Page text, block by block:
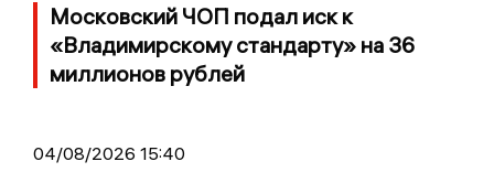
Московский ЧОП подал иск к
«Владимирскому стандарту» на 36
миллионов рублей
04/08/2026 15:40